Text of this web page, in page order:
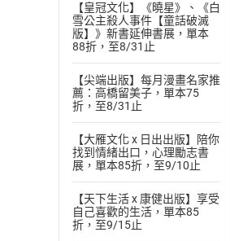
【皇冠文化】《曉星》、《白
雪公主殺人事件【童話破滅
版】》新書延伸書展，單本
88折，至8/31止
【尖端出版】每月漫畫名家推
薦：高橋留美子，單本75
折，至8/31止
【大雁文化 x 日出出版】陪你
找到情緒出口，心理勵志書
展，單本85折，至9/10止
【天下生活 x 康健出版】享受
自己喜歡的生活，單本85
折，至9/15止